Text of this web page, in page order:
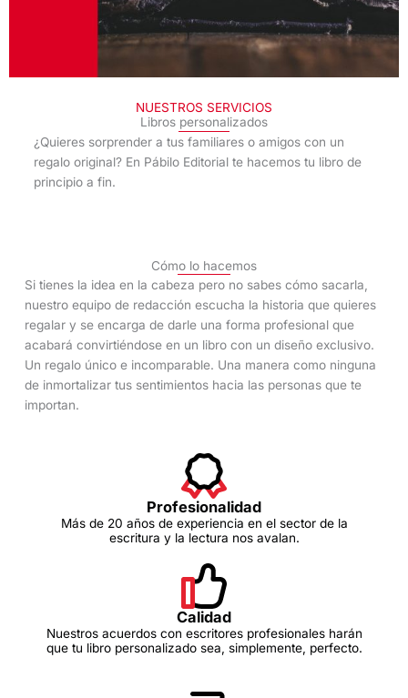
NUESTROS SERVICIOS
Libros personalizados
¿Quieres sorprender a tus familiares o amigos con un
regalo original? En Pábilo Editorial te hacemos tu libro de
principio a fin.
Cómo lo hacemos
Si tienes la idea en la cabeza pero no sabes cómo sacarla,
nuestro equipo de redacción escucha la historia que quieres
regalar y se encarga de darle una forma profesional que
acabará convirtiéndose en un libro con un diseño exclusivo.
Un regalo único e incomparable. Una manera como ninguna
de inmortalizar tus sentimientos hacia las personas que te
importan.
Profesionalidad
Más de 20 años de experiencia en el sector de la
escritura y la lectura nos avalan.
Calidad
Nuestros acuerdos con escritores profesionales harán
que tu libro personalizado sea, simplemente, perfecto.